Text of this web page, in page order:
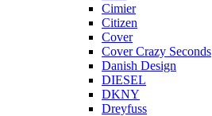
Cimier
Citizen
Cover
Cover Crazy Seconds
Danish Design
DIESEL
DKNY
Dreyfuss